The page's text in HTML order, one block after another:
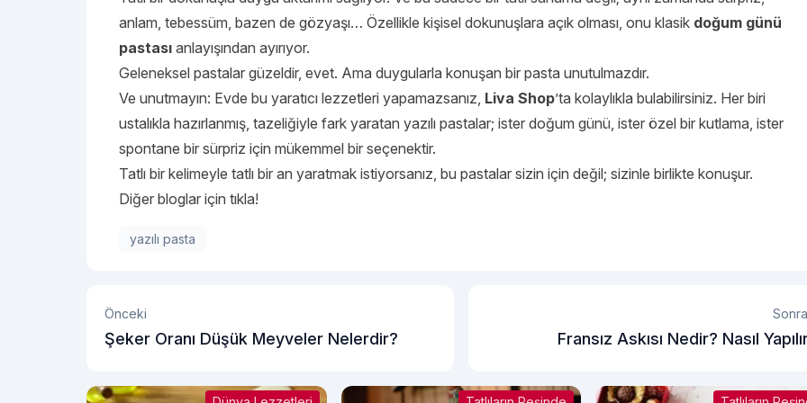
anlam, tebessüm, bazen de gözyaşı… Özellikle kişisel dokunuşlara açık olması, onu klasik doğum günü
pastası anlayışından ayırıyor.
Geleneksel pastalar güzeldir, evet. Ama duygularla konuşan bir pasta unutulmazdır.
Ve unutmayın: Evde bu yaratıcı lezzetleri yapamazsanız, Liva Shop’ta kolaylıkla bulabilirsiniz. Her biri
ustalıkla hazırlanmış, tazeliğiyle fark yaratan yazılı pastalar; ister doğum günü, ister özel bir kutlama, ister
spontane bir sürpriz için mükemmel bir seçenektir.
Tatlı bir kelimeyle tatlı bir an yaratmak istiyorsanız, bu pastalar sizin için değil; sizinle birlikte konuşur.
Diğer bloglar için tıkla!
yazılı pasta
Önceki
Şeker Oranı Düşük Meyveler Nelerdir? Fransız Askısı Nedir? Nasıl